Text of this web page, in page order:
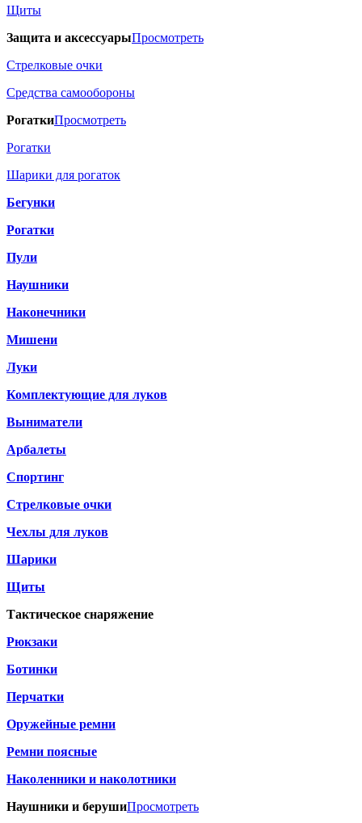
Щиты
Защита и аксессуарыПросмотреть
Стрелковые очки
Средства самообороны
РогаткиПросмотреть
Рогатки
Шарики для рогаток
Бегунки
Рогатки
Пули
Наушники
Наконечники
Мишени
Луки
Комплектующие для луков
Выниматели
Арбалеты
Спортинг
Стрелковые очки
Чехлы для луков
Шарики
Щиты
Тактическое снаряжение
Рюкзаки
Ботинки
Перчатки
Оружейные ремни
Ремни поясные
Наколенники и наколотники
Наушники и берушиПросмотреть